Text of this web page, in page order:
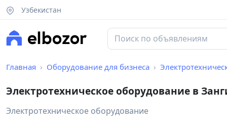
Узбекистан
Главная Оборудование для бизнеса
Электротехническое оборудование в
Электротехническое оборудование